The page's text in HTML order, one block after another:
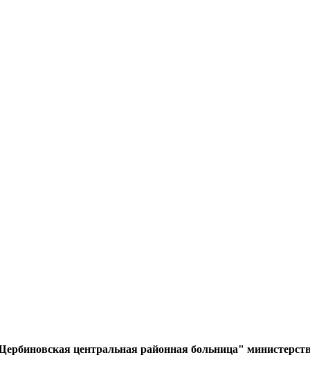
центральная районная больница"